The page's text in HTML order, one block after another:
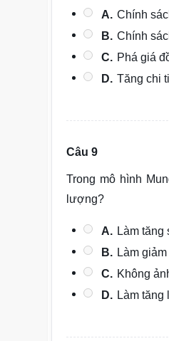
A. Chính
B. Chính
C. Phá giá
D. Tăng chi
Câu 9
Trong mô hình
lượng?
A. Làm
B. Làm
C. Không
D. Làm tăng